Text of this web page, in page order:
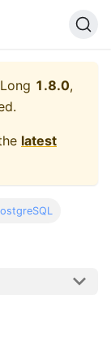
1.8.0,
latest